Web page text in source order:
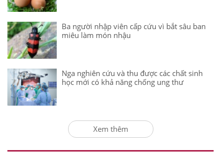
Ba người nhập viên cấp cứu vì bắt sâu ban
miêu làm món nhậu
Nga nghiên cứu và thu được các chất sinh
học mới có khả năng chống ung thư
Xem thêm